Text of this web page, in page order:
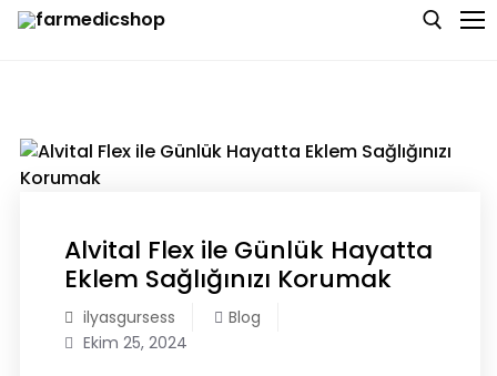
Skip
Anasayfa
Alvital Flex ile Günlük Hayatta
Eklem Sağlığınızı Korumak
ilyasgursess
Blog
Ekim 25, 2024